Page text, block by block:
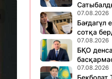
07.08.2026
Бағдагүл
сотқа
07.08.2026
БҚО
07.08.2026
Бекболат